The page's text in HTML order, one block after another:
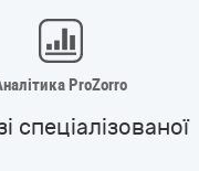
ProZorro
спеціалізованої